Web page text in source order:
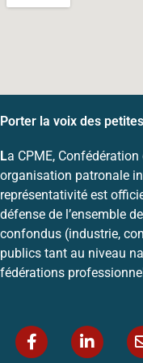
Porter la voix des
La CPME,
organisation patronale
représentativité est
défense de l’ensemble
confondus (industrie,
publics tant au niveau
fédérations